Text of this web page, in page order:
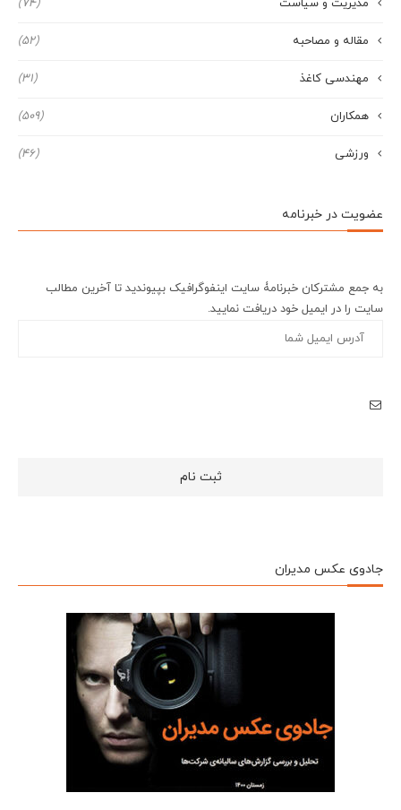
مدیریت و سیاست (74)
مقاله و مصاحبه (52)
مهندسی کاغذ (31)
همکاران (509)
ورزشی (46)
عضویت در خبرنامه
به جمع مشترکان خبرنامۀ سایت اینفوگرافیک بپیوندید تا آخرین مطالب
سایت را در ایمیل خود دریافت نمایید.
جادوی عکس مدیران